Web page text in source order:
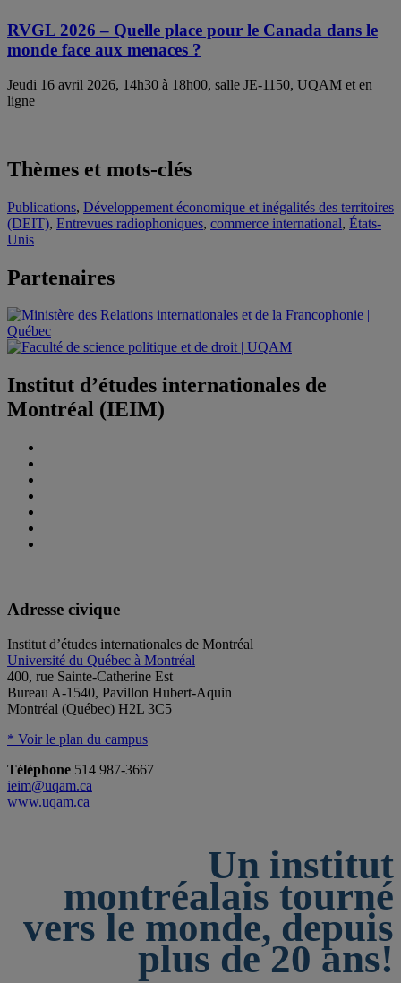
RVGL 2026 – Quelle place pour le Canada dans le
monde face aux menaces ?
Jeudi 16 avril 2026, 14h30 à 18h00, salle JE-1150, UQAM et en
ligne
Thèmes et mots-clés
Publications, Développement économique et inégalités des territoires
(DEIT), Entrevues radiophoniques, commerce international, États-
Unis
Partenaires
Institut d’études internationales de
Montréal (IEIM)
Adresse civique
Institut d’études internationales de Montréal
Université du Québec à Montréal
400, rue Sainte-Catherine Est
Bureau A-1540, Pavillon Hubert-Aquin
Montréal (Québec) H2L 3C5
* Voir le plan du campus
Téléphone 514 987-3667
ieim@uqam.ca
www.uqam.ca
Un institut
montréalais tourné
vers le monde, depuis
plus de 20 ans!